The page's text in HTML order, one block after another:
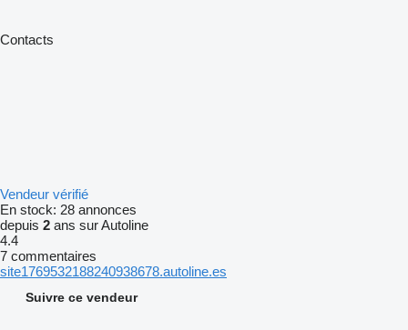
Contacts
Vendeur vérifié
En stock: 28 annonces
depuis 2 ans sur Autoline
4.4
7 commentaires
site1769532188240938678.autoline.es
Suivre ce vendeur